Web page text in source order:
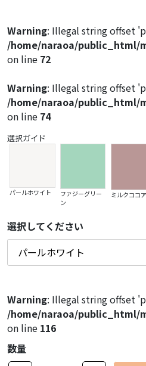
/home/naraoa/
on line
/home/naraoa/
on line
Warning: Illegal string offset
/home/naraoa/
on line 72
Warning: Illegal string offset
/home/naraoa/
on line 74
選択ガイド
パールホワイト
ファジーグリー
ン
ミルクココア
選択してください
Warning: Illegal string offset
/home/naraoa/
on line 116
数量